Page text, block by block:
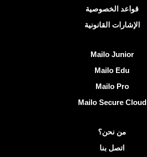
قواعد الخصوصية
الإشارات القانونية
Mailo Junior
Mailo Edu
Mailo Pro
Mailo Secure Cloud
من نحن؟
اتصل بنا